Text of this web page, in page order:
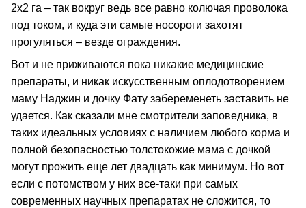
2х2 га – так вокруг ведь все равно колючая проволока
под током, и куда эти самые носороги захотят
прогуляться – везде ограждения.
Вот и не приживаются пока никакие медицинские
препараты, и никак искусственным оплодотворением
маму Наджин и дочку Фату забеременеть заставить не
удается. Как сказали мне смотрители заповедника, в
таких идеальных условиях с наличием любого корма и
полной безопасностью толстокожие мама с дочкой
могут прожить еще лет двадцать как минимум. Но вот
если с потомством у них все-таки при самых
современных научных препаратах не сложится, то